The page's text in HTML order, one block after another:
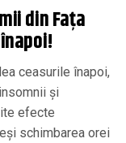
din Fața
ceasurile înapoi,
și
efecte
schimbarea orei